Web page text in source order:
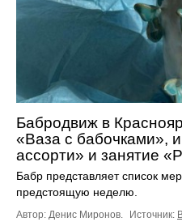
Бабродвиж в
«Ваза с бабочками»,
ассорти» и занятие
Бабр представляет список
предстоящую неделю.
Автор: Денис Миронов. Источник: